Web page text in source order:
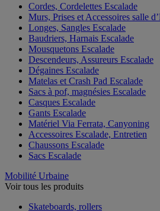
Cordes, Cordelettes Escalade
Murs, Prises et Accessoires salle
Longes, Sangles Escalade
Baudriers, Harnais Escalade
Mousquetons Escalade
Descendeurs, Assureurs Escalade
Dégaines Escalade
Matelas et Crash Pad Escalade
Sacs à pof, magnésies Escalade
Casques Escalade
Gants Escalade
Matériel Via Ferrata, Canyoning
Accessoires Escalade, Entretien
Chaussons Escalade
Sacs Escalade
Mobilité Urbaine
Voir tous les produits
Skateboards, rollers